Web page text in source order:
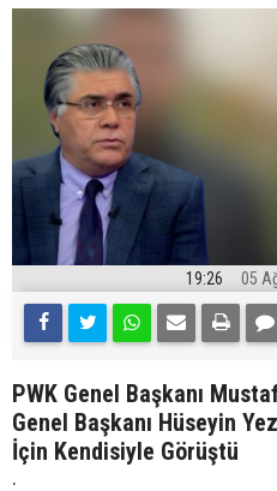
19:26 05
PWK Genel Başkanı
Genel Başkanı Hüseyin
İçin Kendisiyle Görüştü
.